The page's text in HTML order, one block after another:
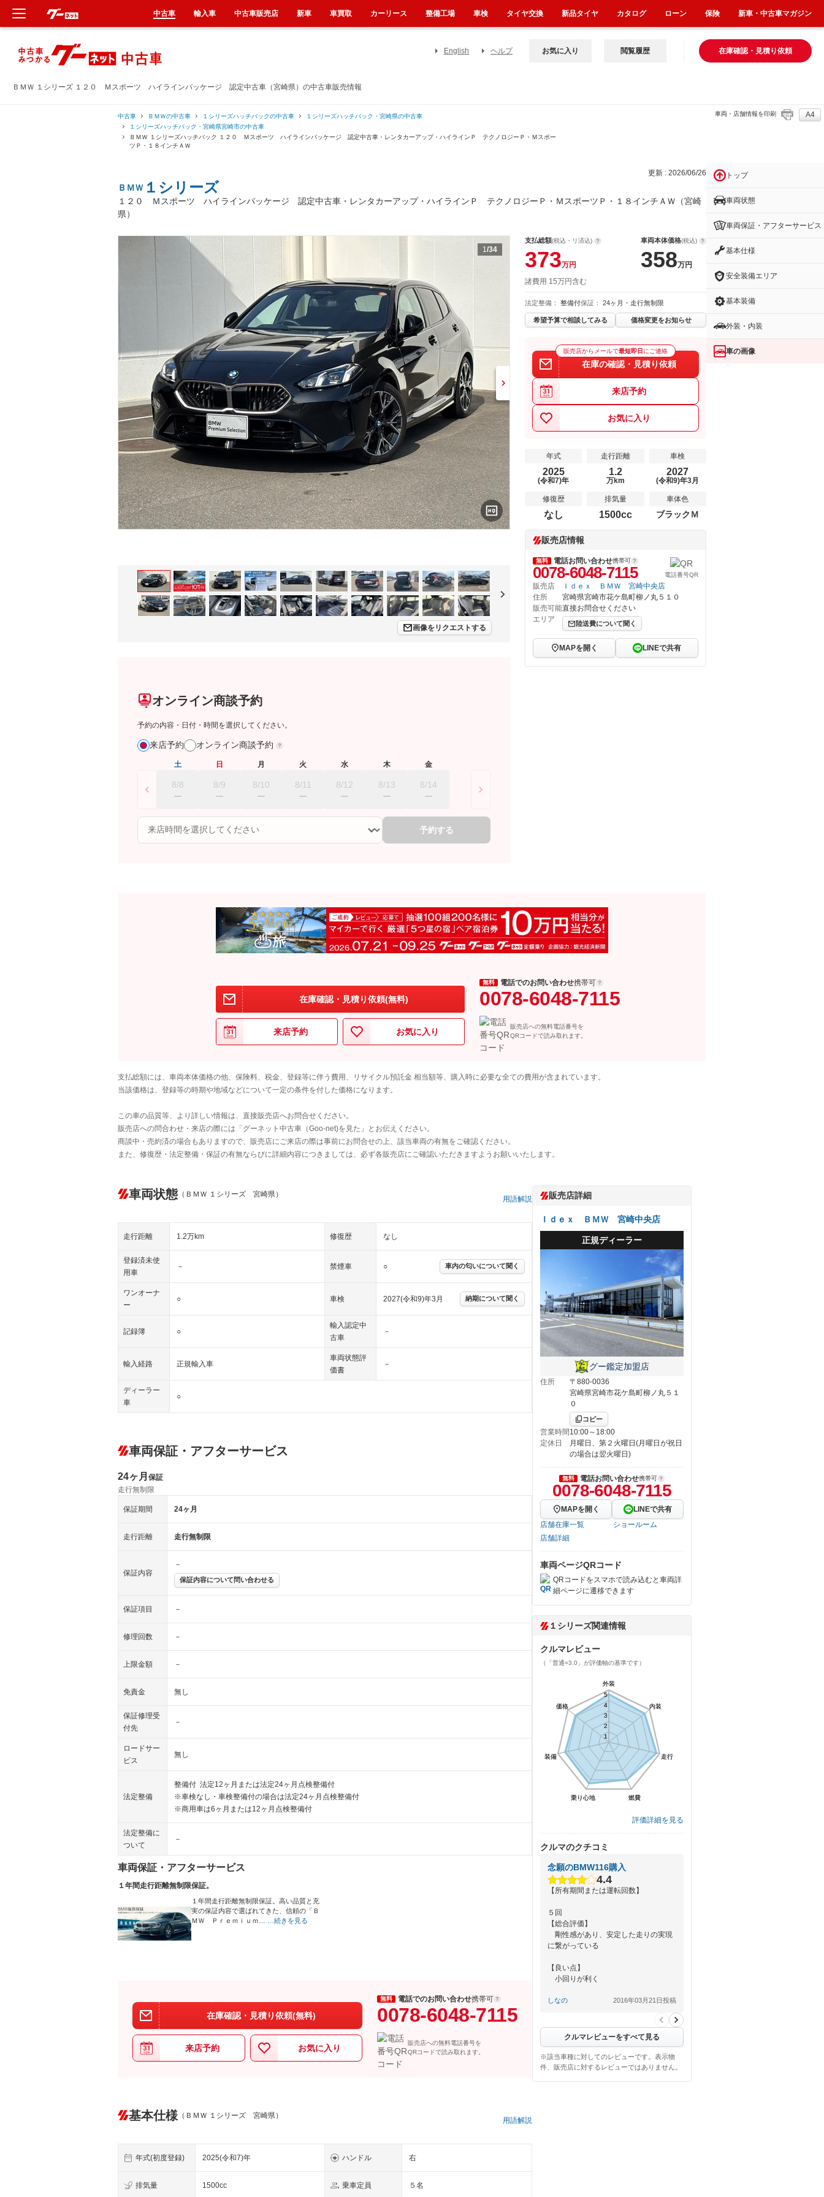
ＢＭＷ １シリーズ １２０ Ｍスポーツ ハイラインパッケージ 認定中古車（宮崎県）の中古車販売情報
English ヘルプ 在庫確認・見積り依頼
お気に入り 閲覧履歴
中古車 ＢＭＷの中古車 １シリーズハッチバックの中古車
１シリーズハッチバック・宮崎県の中古車
１シリーズハッチバック・宮崎県宮崎市の中古車
ＢＭＷ １シリーズハッチバック １２０ Ｍスポーツ ハイラインパッケージ 認定中古車・レンタカーアップ・ハイラインＰ テクノロジーＰ・Ｍスポー
ツＰ・１８インチＡＷ
車両・店舗情報を印刷 A4
更新 : 2026/06/26
ＢＭＷ １シリーズ
１２０ Ｍスポーツ ハイラインパッケージ 認定中古車・レンタカーアップ・ハイラインＰ テクノロジーＰ・ＭスポーツＰ・１８インチＡＷ（宮崎
県）
1/34
画像をリクエストする
オンライン商談予約
予約の内容・日付・時間を選択してください。
来店予約 オンライン商談予約
土
8/8
日
8/9
月
8/10
火
8/11
水
8/12
木
8/13
金
8/14
予約する
支払総額(税込・リ済込)
373万円
車両本体価格(税込)
358万円
諸費用 15万円含む
法定整備： 整備付保証： 24ヶ月・走行無制限
希望予算で相談してみる 価格変更をお知らせ
販売店からメールで最短即日 にご連絡
在庫の確認・見積り依頼
来店予約
お気に入り
年式
2025
(令和7)年
走行距離
1.2
万km
車検
2027
(令和9)年3月
修復歴
なし
排気量
1500cc
車体色
ブラックＭ
販売店情報
無料 電話お問い合わせ携帯可
0078-6048-7115 電話番号QR
販売店
Ｉｄｅｘ ＢＭＷ 宮崎中央店
住所
宮崎県宮崎市花ケ島町柳ノ丸５１０
販売可能
エリア
直接お問合せください
陸送費について聞く
MAPを開く LINEで共有
在庫確認・見積り依頼(無料)
来店予約 お気に入り
無料 電話でのお問い合わせ携帯可
0078-6048-7115
販売店への無料電話番号を
QRコードで読み取れます。
支払総額には、車両本体価格の他、保険料、税金、登録等に伴う費用、リサイクル預託金 相当額等、購入時に必要な全ての費用が含まれています。
当該価格は、登録等の時期や地域などについて一定の条件を付した価格になります。
この車の品質等、より詳しい情報は、直接販売店へお問合せください。
販売店への問合わせ・来店の際には「グーネット中古車（Goo-net)を見た」とお伝えください。
商談中・売約済の場合もありますので、販売店にご来店の際は事前にお問合せの上、該当車両の有無をご確認ください。
また、修復歴・法定整備・保証の有無ならびに詳細内容につきましては、必ず各販売店にご確認いただきますようお願いいたします。
車両状態 （ＢＭＷ １シリーズ 宮崎県）
用語解説
走行距離 1.2万km 修復歴 なし
登録済未使
用車
－ 禁煙車 ○ 車内の匂いについて聞く
ワンオーナ
ー
○ 車検 2027(令和9)年3月 納期について聞く
記録簿 ○
輸入認定中
古車
－
輸入経路 正規輸入車
車両状態評
価書
－
ディーラー
車
○
車両保証・アフターサービス
24ヶ月 保証
走行無制限
保証期間 24ヶ月
走行距離 走行無制限
保証内容
－
保証内容について問い合わせる
保証項目 －
修理回数 －
上限金額 －
免責金 無し
保証修理受
付先
－
ロードサー
ビス
無し
法定整備
整備付 法定12ヶ月または法定24ヶ月点検整備付
※車検なし・車検整備付の場合は法定24ヶ月点検整備付
※商用車は6ヶ月または12ヶ月点検整備付
法定整備に
ついて
－
車両保証・アフターサービス
１年間走行距離無制限保証。
１年間走行距離無制限保証。高い品質と充
実の保証内容で選ばれてきた、信頼の「Ｂ
ＭＷ Ｐｒｅｍｉｕｍ…
…続きを見る
在庫確認・見積り依頼(無料)
来店予約 お気に入り
無料 電話でのお問い合わせ携帯可
0078-6048-7115
販売店への無料電話番号を
QRコードで読み取れます。
基本仕様 （ＢＭＷ １シリーズ 宮崎県）
用語解説
年式(初度登録) 2025(令和7)年 ハンドル 右
排気量 1500cc 乗車定員 ５名
販売店詳細
Ｉｄｅｘ ＢＭＷ 宮崎中央店
正規ディーラー
グー鑑定加盟店
住所
〒880-0036
宮崎県宮崎市花ケ島町柳ノ丸５１
０
コピー
営業時間 10:00～18:00
定休日
月曜日、第２火曜日(月曜日が祝日
の場合は翌火曜日)
無料 電話お問い合わせ携帯可
0078-6048-7115
MAPを開く
LINEで共有
店舗在庫一覧
ショールーム
店舗詳細
車両ページQRコード
QRコードをスマホで読み込むと車両詳
細ページに遷移できます
１シリーズ関連情報
クルマレビュー
（「普通=3.0」が評価軸の基準です）
外装
内装
走行
燃費
乗り心地
装備
価格
1
2
3
4
5
外装
内装
走行
燃費
乗り心地
装備
価格
1
2
3
4
5
評価詳細を見る
クルマのクチコミ
念願のBMW116購入
4.4
【所有期間または運転回数】
５回
【総合評価】
剛性感があり、安定した走りの実現
に繋がっている
【良い点】
小回りが利く
【悪い点】
しなの 2016年03月21日投稿
クルマレビューをすべて見る
※該当車種に対してのレビューです。表示物
件、販売店に対するレビューではありません。
トップ
車両状態
車両保証・アフターサービス
基本仕様
安全装備エリア
基本装備
外装・内装
車の画像
中古車 輸入車 中古車販売店 新車 車買取 カーリース 整備工場 車検 タイヤ交換 新品タイヤ カタログ ローン 保険 新車・中古車マガジン
新車
中古車